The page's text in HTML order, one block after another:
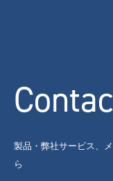
製品・弊社サービス、
ら